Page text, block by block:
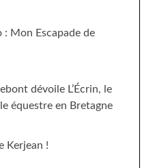
: Mon Escapade de
dévoile L’Écrin, le
équestre en Bretagne
Kerjean !